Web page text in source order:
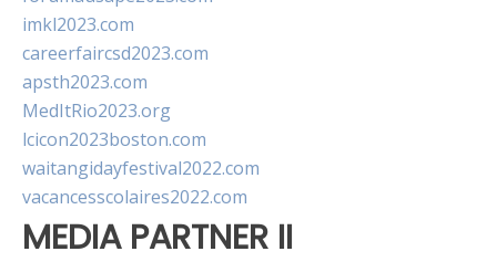
imkl2023.com
careerfaircsd2023.com
apsth2023.com
MedItRio2023.org
lcicon2023boston.com
waitangidayfestival2022.com
vacancesscolaires2022.com
MEDIA PARTNER II